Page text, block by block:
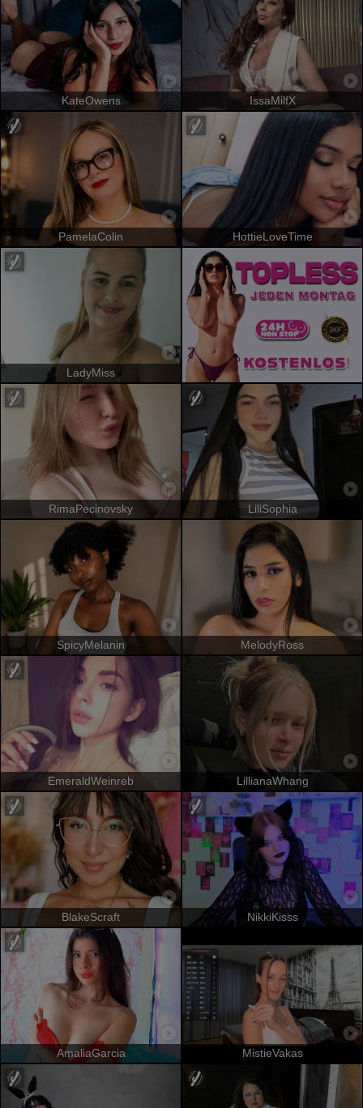
KateOwens IssaMilfX
PamelaColin HottieLoveTime
LadyMiss
RimaPecinovsky LiliSophia
SpicyMelanin MelodyRoss
EmeraldWeinreb LillianaWhang
BlakeScraft NikkiKisss
AmaliaGarcia MistieVakas